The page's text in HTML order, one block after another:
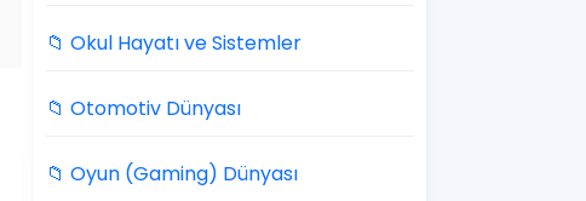
📁 Okul Hayatı ve Sistemler
📁 Otomotiv Dünyası
📁 Oyun (Gaming) Dünyası